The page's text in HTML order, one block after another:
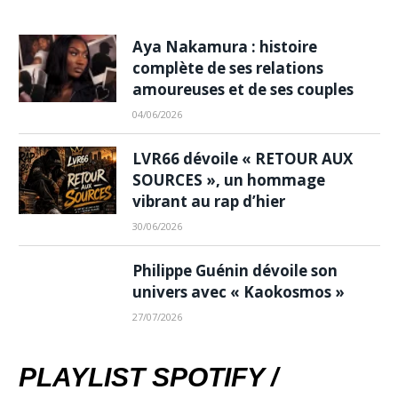
Aya Nakamura : histoire
complète de ses relations
amoureuses et de ses couples
04/06/2026
LVR66 dévoile « RETOUR AUX
SOURCES », un hommage
vibrant au rap d’hier
30/06/2026
Philippe Guénin dévoile son
univers avec « Kaokosmos »
27/07/2026
PLAYLIST SPOTIFY /